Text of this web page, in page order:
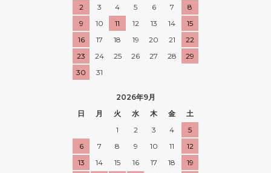
2
3 4 5 6 7
8
9
10 11 12 13 14
15
16
17 18 19 20 21
22
23
24 25 26 27 28
29
30
31
2026年9月
日
月 火 水 木 金
土
1
2 3 4
5
6
7 8 9 10 11
12
13
14 15 16 17 18
19